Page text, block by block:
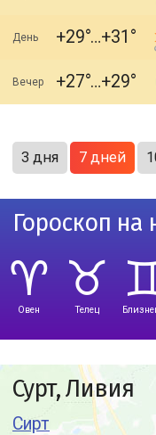
День +29 +31
Вечер +27 +29
3 дня 7 дней
Гороскоп на
Овен Телец
Сурт, Ливия
Сирт